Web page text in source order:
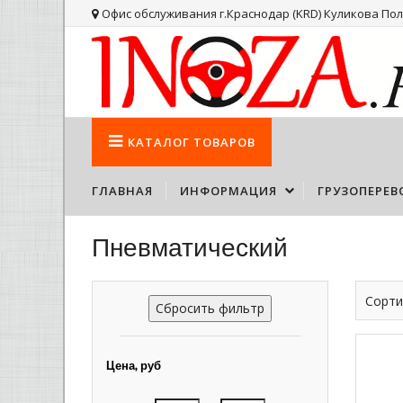
Офис обслуживания г.Краснодар (KRD) Куликова
КАТАЛОГ ТОВАРОВ
ГЛАВНАЯ ИНФОРМАЦИЯ
Пневматический
Сбросить фильтр
Цена, руб